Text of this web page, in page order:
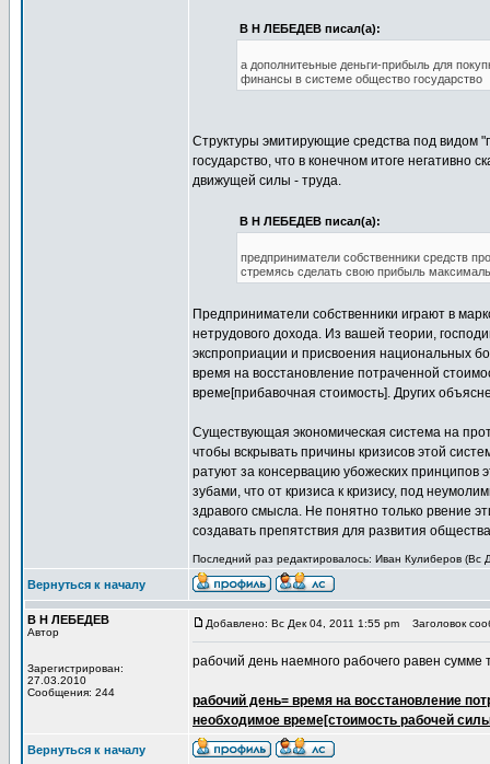
В Н ЛЕБЕДЕВ писал(а):
а дополнитеьные деньги-прибыль для
финансы в системе общество государство
Структуры эмитирующие средства под видом
государство, что в конечном итоге негативно
движущей силы - труда.
В Н ЛЕБЕДЕВ писал(а):
предприниматели собственники средств
стремясь сделать свою прибыль
Предприниматели собственники играют в
нетрудового дохода. Из вашей теории,
экспроприации и присвоения национальных
время на восстановление потраченной
време[прибавочная стоимость]. Других
Существующая экономическая система на
чтобы вскрывать причины кризисов этой
ратуют за консервацию убожеских принципов
зубами, что от кризиса к кризису, под
здравого смысла. Не понятно только рвение
создавать препятствия для развития
Последний раз редактировалось: Иван Кулиберов (Вс
Вернуться к началу
В Н ЛЕБЕДЕВ
Автор
Зарегистрирован:
27.03.2010
Сообщения: 244
Добавлено: Вс Дек 04, 2011 1:55 pm Заголовок
рабочий день наемного рабочего равен сумме
рабочий день= время на восстановление
необходимое време[стоимость рабочей
Вернуться к началу